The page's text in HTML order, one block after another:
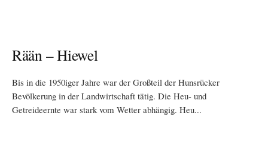
Rään – Hiewel
Bis in die 1950iger Jahre war der Großteil der Hunsrücker
Bevölkerung in der Landwirtschaft tätig. Die Heu- und
Getreideernte war stark vom Wetter abhängig. Heu...